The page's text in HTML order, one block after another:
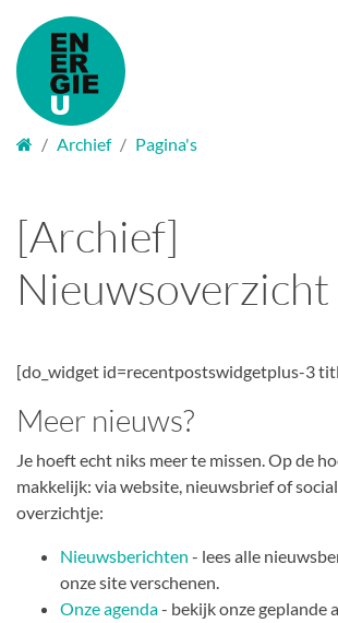
Welkom
Archief Pagina's
[Archief]
Nieuwsoverzicht
[do_widget id=recentpostswidgetplus-3
Meer nieuws?
Je hoeft echt niks meer te missen. Op de
makkelijk: via website, nieuwsbrief of
overzichtje:
Nieuwsberichten - lees alle
onze site verschenen.
Onze agenda- bekijk onze geplande